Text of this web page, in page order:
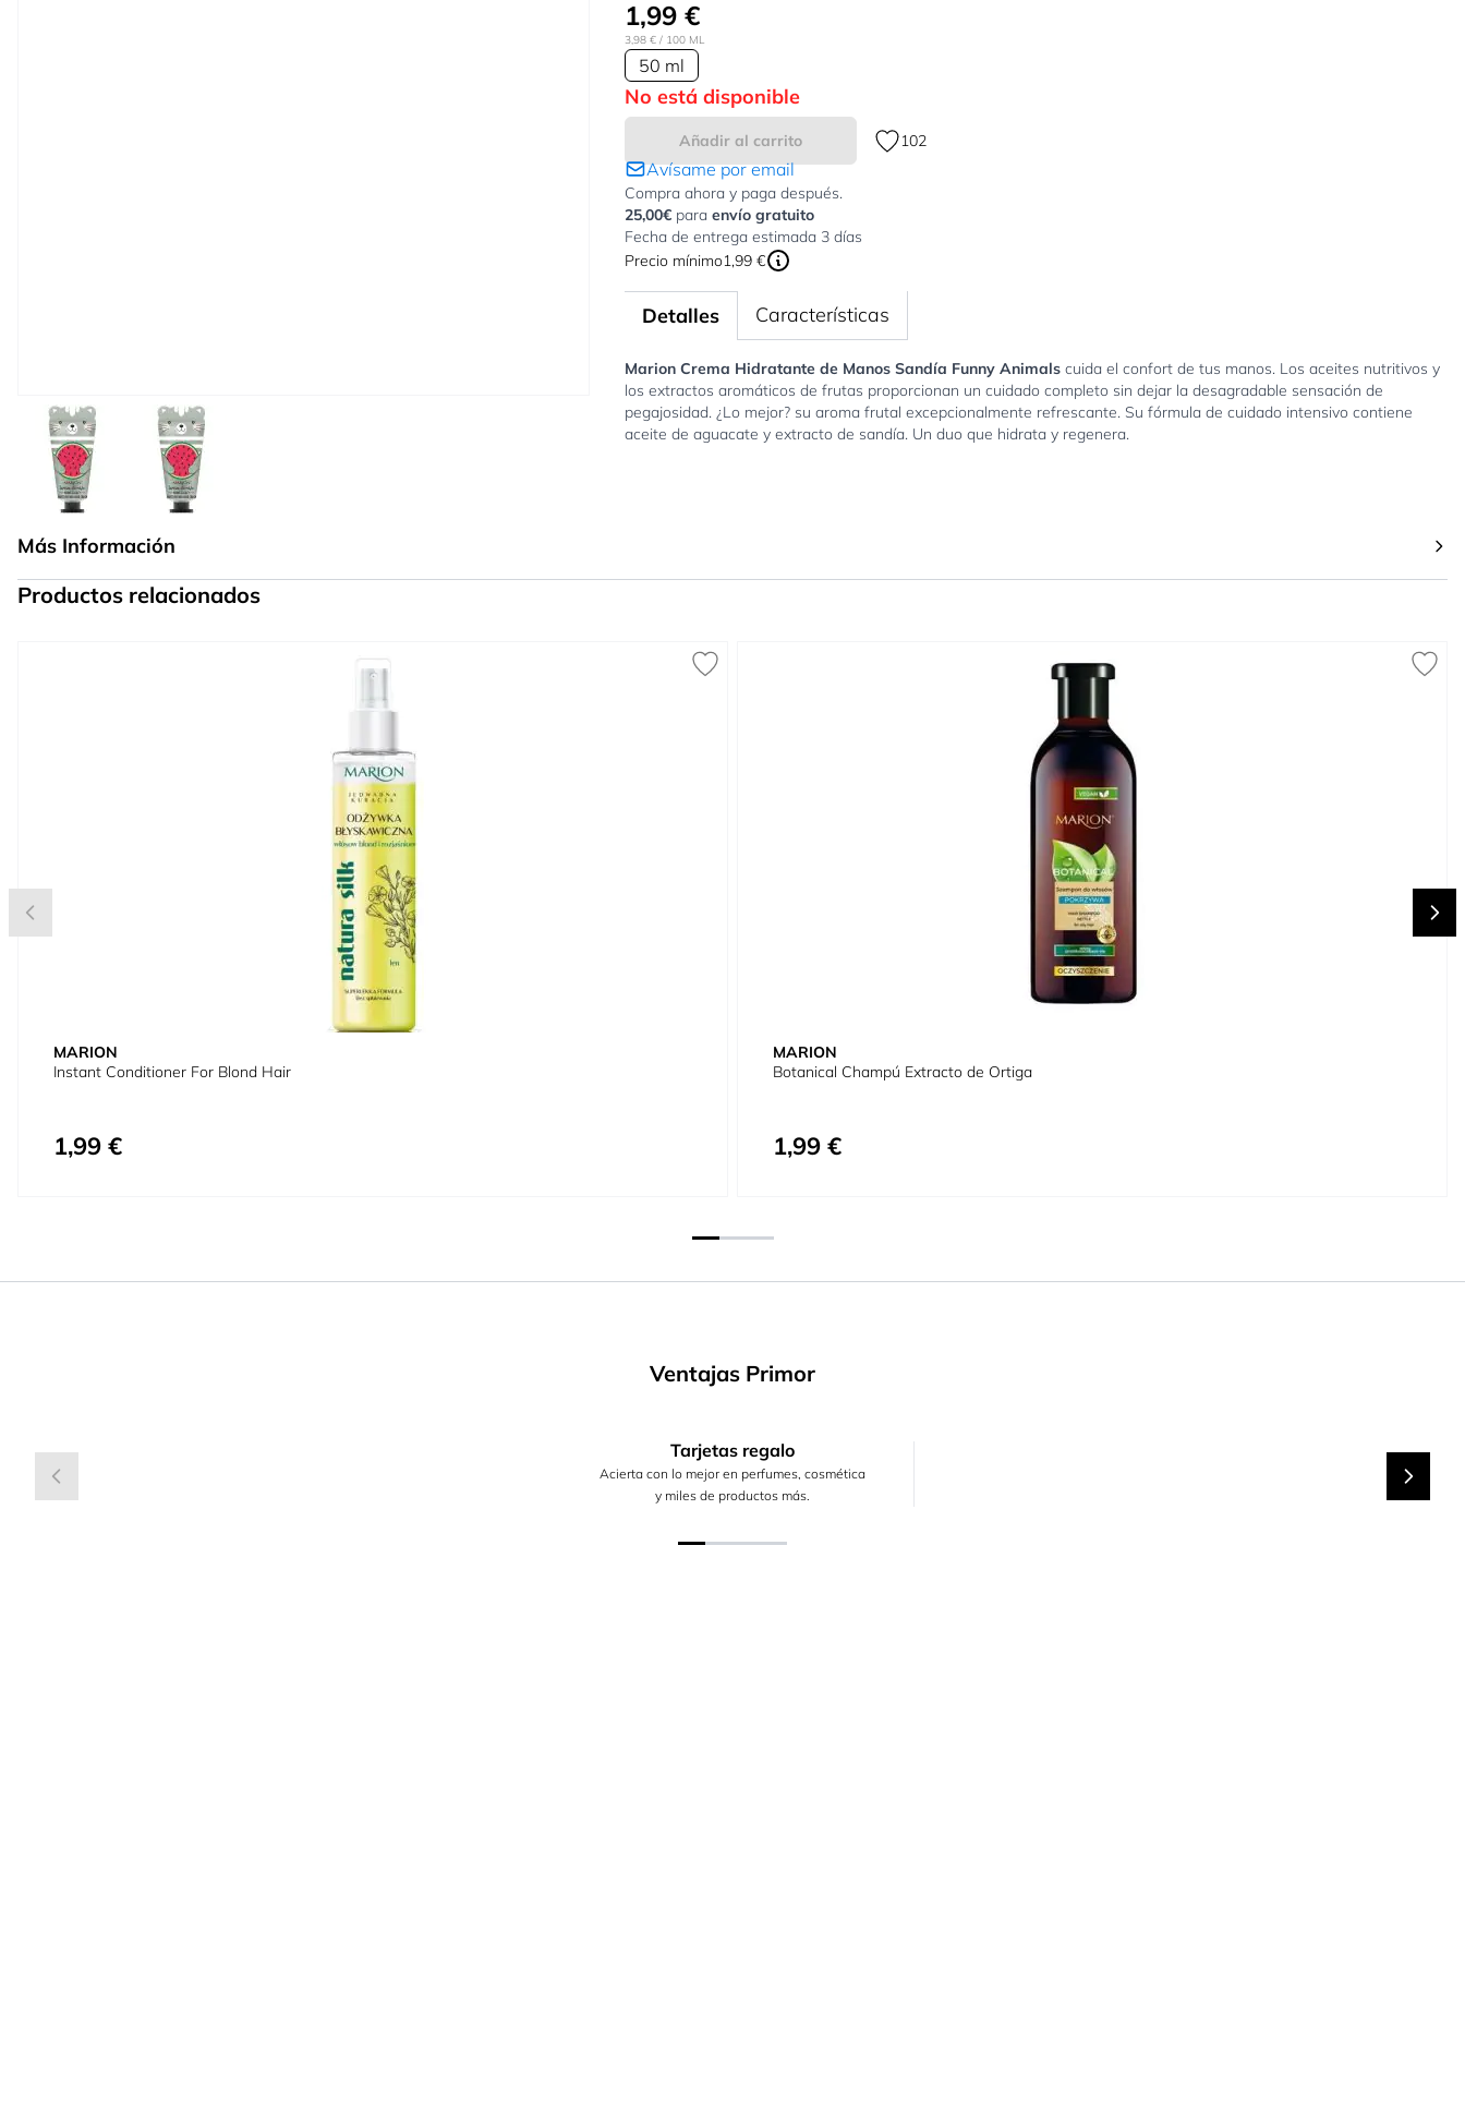
View larger imageView larger image
1,99 €
3,98 €/ 100 ML
50 ml
No está disponible
Añadir al carrito 102
Avísame por email
Compra ahora y paga después.
25,00€ para envío gratuito
Fecha de entrega estimada 3 días
Precio mínimo1,99 €
Detalles
Marion Crema Hidratante de Manos Sandía Funny Animals cuida el confort de tus manos. Los aceites nutritivos y
los extractos aromáticos de frutas proporcionan un cuidado completo sin dejar la desagradable sensación de
pegajosidad. ¿Lo mejor? su aroma frutal excepcionalmente refrescante. Su fórmula de cuidado intensivo contiene
aceite de aguacate y extracto de sandía. Un duo que hidrata y regenera.
Características
Más Información
Productos relacionados
MARION
Instant Conditioner For Blond Hair
1,99 €
MARION
Botanical Champú Extracto de Ortiga
1,99 €
Ventajas Primor
Tarjetas regalo
Acierta con lo mejor en perfumes, cosmética
y miles de productos más.